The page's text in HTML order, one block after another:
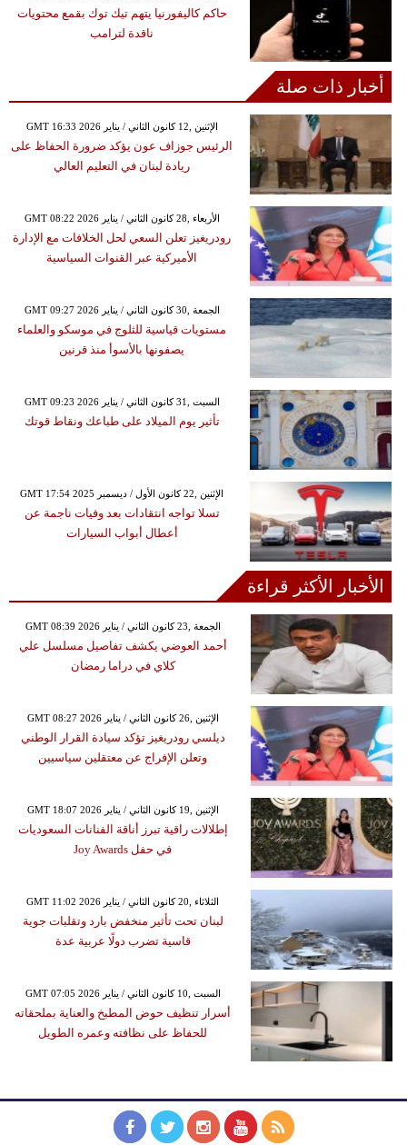
حاكم كاليفورنيا يتهم تيك توك بقمع محتويات
ناقدة لترامب
أخبار ذات صلة
GMT 16:33 2026 الإثنين ,12 كانون الثاني / يناير
الرئيس جوزاف عون يؤكد ضرورة الحفاظ على
ريادة لبنان في التعليم العالي
GMT 08:22 2026 الأربعاء ,28 كانون الثاني / يناير
رودريغيز تعلن السعي لحل الخلافات مع الإدارة
الأميركية عبر القنوات السياسية
GMT 09:27 2026 الجمعة ,30 كانون الثاني / يناير
مستويات قياسية للثلوج في موسكو والعلماء
يصفونها بالأسوأ منذ قرنين
GMT 09:23 2026 السبت ,31 كانون الثاني / يناير
تأثير يوم الميلاد على طباعك ونقاط قوتك
GMT 17:54 2025 الإثنين ,22 كانون الأول / ديسمبر
تسلا تواجه انتقادات بعد وفيات ناجمة عن
أعطال أبواب السيارات
الأخبار الأكثر قراءة
GMT 08:39 2026 الجمعة ,23 كانون الثاني / يناير
أحمد العوضي يكشف تفاصيل مسلسل علي
كلاي في دراما رمضان
GMT 08:27 2026 الإثنين ,26 كانون الثاني / يناير
ديلسي رودريغيز تؤكد سيادة القرار الوطني
وتعلن الإفراج عن معتقلين سياسيين
GMT 18:07 2026 الإثنين ,19 كانون الثاني / يناير
إطلالات راقية تبرز أناقة الفنانات السعوديات
في حفل Joy Awards
GMT 11:02 2026 الثلاثاء ,20 كانون الثاني / يناير
لبنان تحت تأثير منخفض بارد وتقلبات جوية
قاسية تضرب دولًا عربية عدة
GMT 07:05 2026 السبت ,10 كانون الثاني / يناير
أسرار تنظيف حوض المطبخ والعناية بملحقاته
للحفاظ على نظافته وعمره الطويل